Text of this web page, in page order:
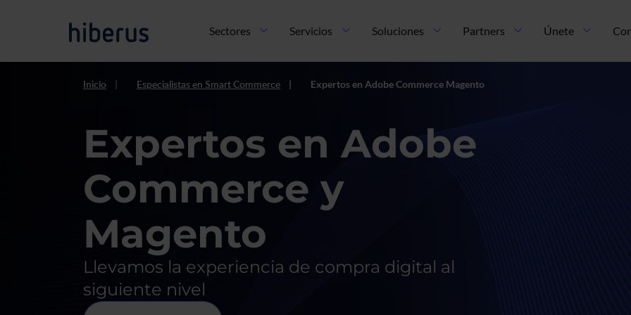
Sectores
Servicios Soluciones Partners Únete
Inicio Especialistas en Smart Commerce Expertos en Adobe Commerce Magento
Expertos en Adobe
Commerce y
Magento
Llevamos la experiencia de compra digital al
siguiente nivel